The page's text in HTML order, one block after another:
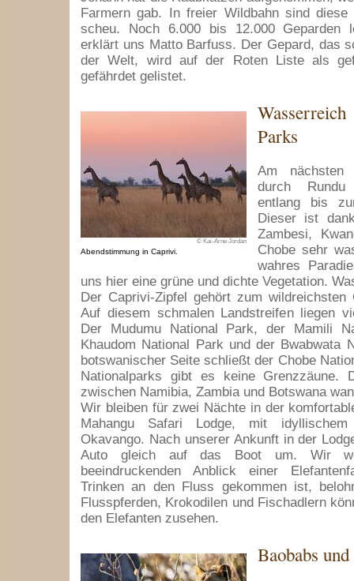
Farmern gab. In freier Wildbahn sind diese
scheu. Noch 6.000 bis 12.000 Geparden
erklärt uns Matto Barfuss. Der Gepard, das
der Welt, wird auf der Roten Liste als
gefährdet gelistet.
© Kai-Arne Jordan
Abendstimmung in Caprivi.
Parks
Am
durch
entlang bis
Dieser ist
Zambesi,
Chobe sehr
wahres
uns hier eine grüne und dichte Vegetation.
Der Caprivi-Zipfel gehört zum wildreichsten
Auf diesem schmalen Landstreifen liegen
Der Mudumu National Park, der Mamili
Khaudom National Park und der Bwabwata
botswanischer Seite schließt der Chobe
Nationalparks gibt es keine Grenzzäune.
zwischen Namibia, Zambia und Botswana
Wir bleiben für zwei Nächte in der
Mahangu Safari Lodge, mit
Okavango. Nach unserer Ankunft in der
Auto gleich auf das Boot um. Wir
beeindruckenden Anblick einer
Trinken an den Fluss gekommen ist,
Flusspferden, Krokodilen und Fischadlern
den Elefanten zusehen.
Baobabs